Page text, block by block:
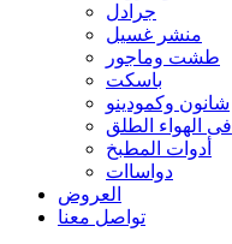
جرادل
منشر غسيل
طشت وماجور
باسكت
شانون وكمودينو
فى الهواء الطلق
أدوات المطبخ
دواساات
العروض
تواصل معنا